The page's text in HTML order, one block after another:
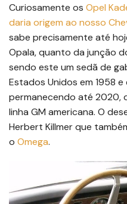
Curiosamente os Opel
daria origem ao nosso
sabe precisamente até
Opala, quanto da junção
sendo este um sedã de
Estados Unidos em 1958
permanecendo até 2020,
linha GM americana. O
Herbert Killmer que
o Omega.